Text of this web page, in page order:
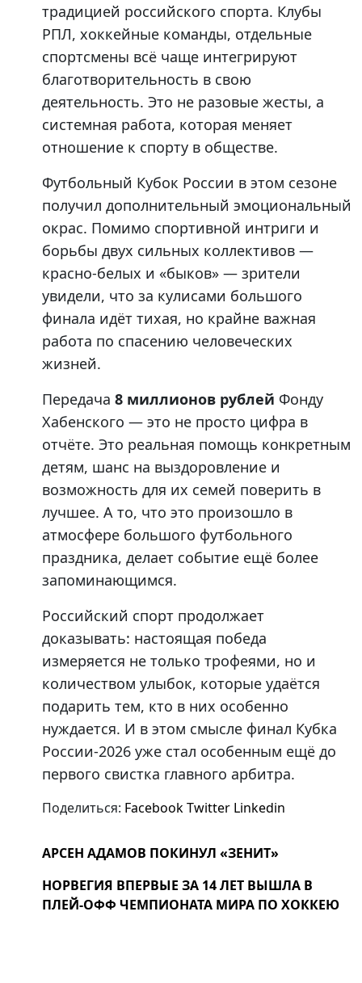
традицией российского спорта. Клубы
РПЛ, хоккейные команды, отдельные
спортсмены всё чаще интегрируют
благотворительность в свою
деятельность. Это не разовые жесты, а
системная работа, которая меняет
отношение к спорту в обществе.
Футбольный Кубок России в этом сезоне
получил дополнительный эмоциональный
окрас. Помимо спортивной интриги и
борьбы двух сильных коллективов —
красно-белых и «быков» — зрители
увидели, что за кулисами большого
финала идёт тихая, но крайне важная
работа по спасению человеческих
жизней.
Передача 8 миллионов рублей Фонду
Хабенского — это не просто цифра в
отчёте. Это реальная помощь конкретным
детям, шанс на выздоровление и
возможность для их семей поверить в
лучшее. А то, что это произошло в
атмосфере большого футбольного
праздника, делает событие ещё более
запоминающимся.
Российский спорт продолжает
доказывать: настоящая победа
измеряется не только трофеями, но и
количеством улыбок, которые удаётся
подарить тем, кто в них особенно
нуждается. И в этом смысле финал Кубка
России-2026 уже стал особенным ещё до
первого свистка главного арбитра.
Поделиться: FacebookTwitter Linkedin
АРСЕН АДАМОВ ПОКИНУЛ «ЗЕНИТ»
НОРВЕГИЯ ВПЕРВЫЕ ЗА 14 ЛЕТ ВЫШЛА В
ПЛЕЙ-ОФФ ЧЕМПИОНАТА МИРА ПО ХОККЕЮ